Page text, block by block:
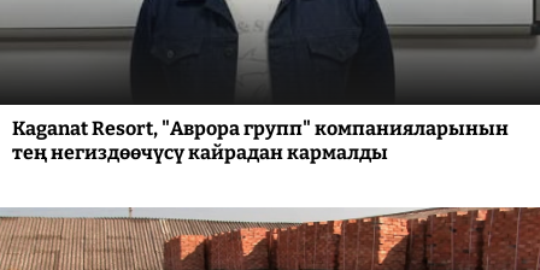
Kaganat Resort, "Аврора групп" компанияларынын
тең негиздөөчүсү кайрадан кармалды